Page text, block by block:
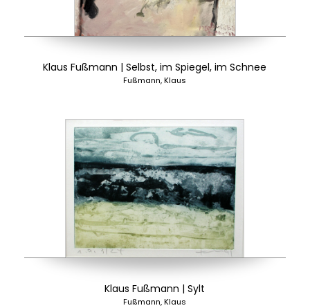
Klaus Fußmann | Selbst, im Spiegel, im Schnee
Fußmann, Klaus
Klaus Fußmann | Sylt
Fußmann, Klaus